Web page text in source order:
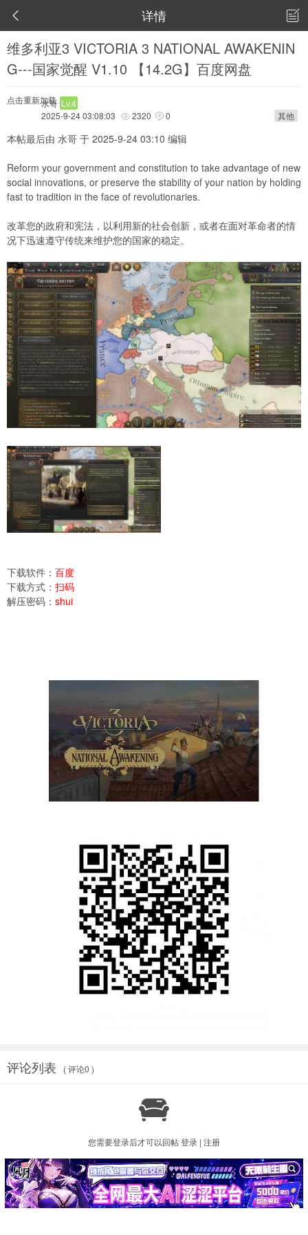
 详情 
维多利亚3 VICTORIA 3 NATIONAL AWAKENIN
G---国家觉醒 V1.10 【14.2G】百度网盘
点击重新加载
水哥 Lv.4
2025-9-24 03:08:03
 2320  0 其他
本帖最后由 水哥 于 2025-9-24 03:10 编辑
Reform your government and constitution to take advantage of new
social innovations, or preserve the stability of your nation by holding
fast to tradition in the face of revolutionaries.
改革您的政府和宪法，以利用新的社会创新，或者在面对革命者的情
况下迅速遵守传统来维护您的国家的稳定。
下载软件： 百度
下载方式： 扫码
解压密码： shui
评论列表 ( 评论0 )

您需要登录后才可以回帖登录 | 注册